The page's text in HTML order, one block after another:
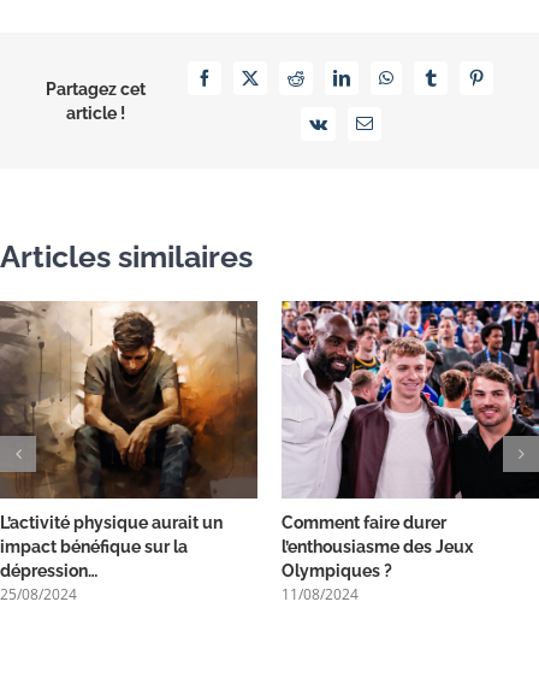
Partagez cet
article !
Facebook
X RedditLinkedInWhatsAppTumblrPinterest
Vk Email
Articles similaires
L’activité physique aurait un
impact bénéfique sur la
dépression…
25/08/2024
Comment faire durer
l’enthousiasme des Jeux
Olympiques ?
11/08/2024